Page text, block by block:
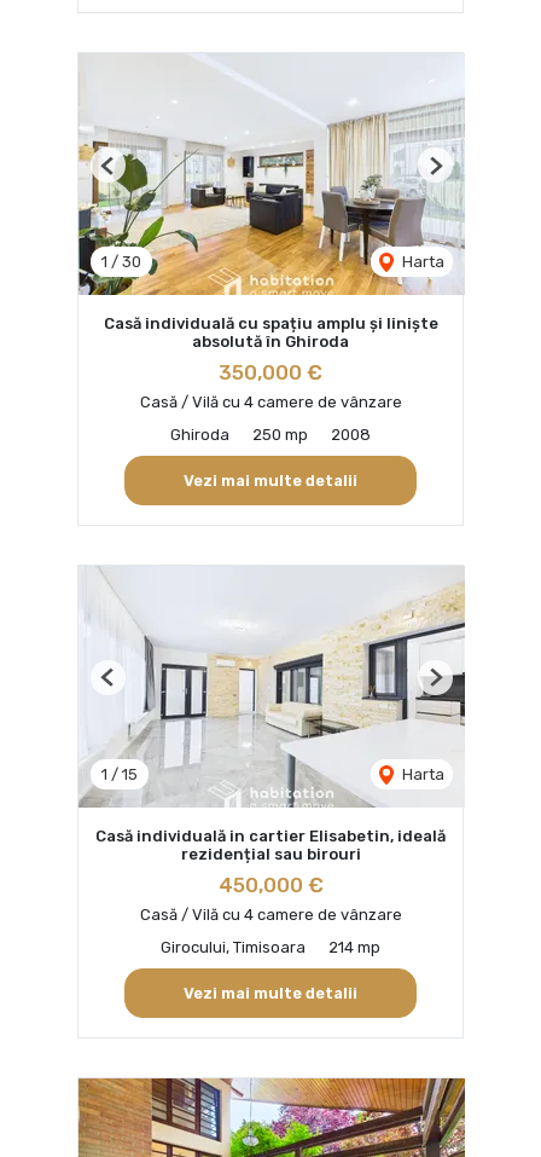
1 / 30 Harta
Previous Next
Casă individuală cu spațiu amplu și liniște
absolută în Ghiroda
350,000 €
Casă / Vilă cu 4 camere de vânzare
Ghiroda
250 mp 2008
Vezi mai multe detalii
1 / 15 Harta
Previous Next
Casă individuală in cartier Elisabetin, ideală
rezidențial sau birouri
450,000 €
Casă / Vilă cu 4 camere de vânzare
Girocului, Timisoara
214 mp
Vezi mai multe detalii